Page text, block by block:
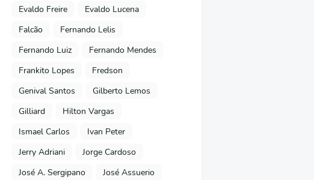
Evaldo Freire
Evaldo Lucena
Falcão
Fernando Lelis
Fernando Luiz
Fernando Mendes
Frankito Lopes
Fredson
Genival Santos
Gilberto Lemos
Gilliard
Hilton Vargas
Ismael Carlos
Ivan Peter
Jerry Adriani
Jorge Cardoso
José A. Sergipano
José Assuerio